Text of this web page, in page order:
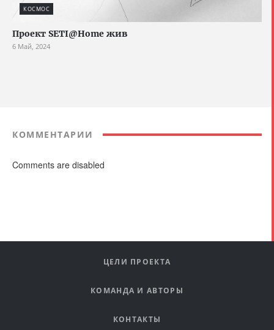
КОСМОС
Проект SETI@Home жив
6 Май, 2024
КОММЕНТАРИИ
Comments are disabled
ЦЕЛИ ПРОЕКТА
КОМАНДА И АВТОРЫ
КОНТАКТЫ